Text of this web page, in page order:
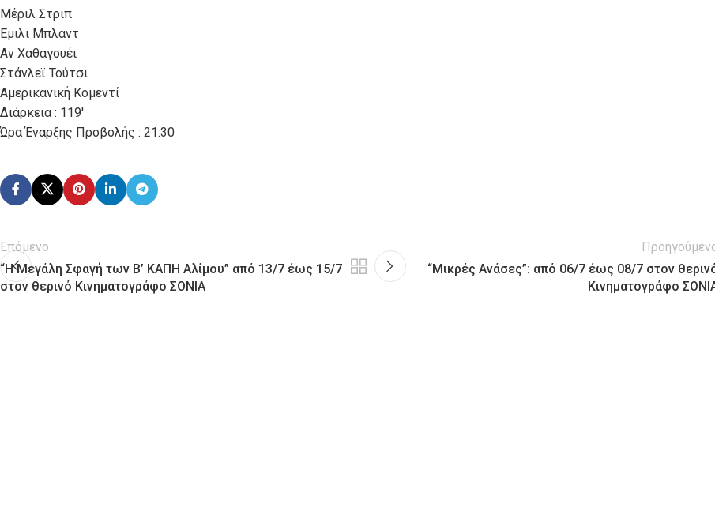
Μέριλ Στριπ
Έμιλι Μπλαντ
Αν Χαθαγουέι
Στάνλεϊ Τούτσι
Αμερικανική Κομεντί
Διάρκεια : 119′
Ώρα Έναρξης Προβολής : 21:30
Επόμενο
“Η Μεγάλη Σφαγή των Β’ ΚΑΠΗ Αλίμου” από 13/7 έως 15/7
στον θερινό Κινηματογράφο ΣΟΝΙΑ
“Μικρές Ανάσες”: από 06/7 έως 08/7 στον
Κινηματογράφο